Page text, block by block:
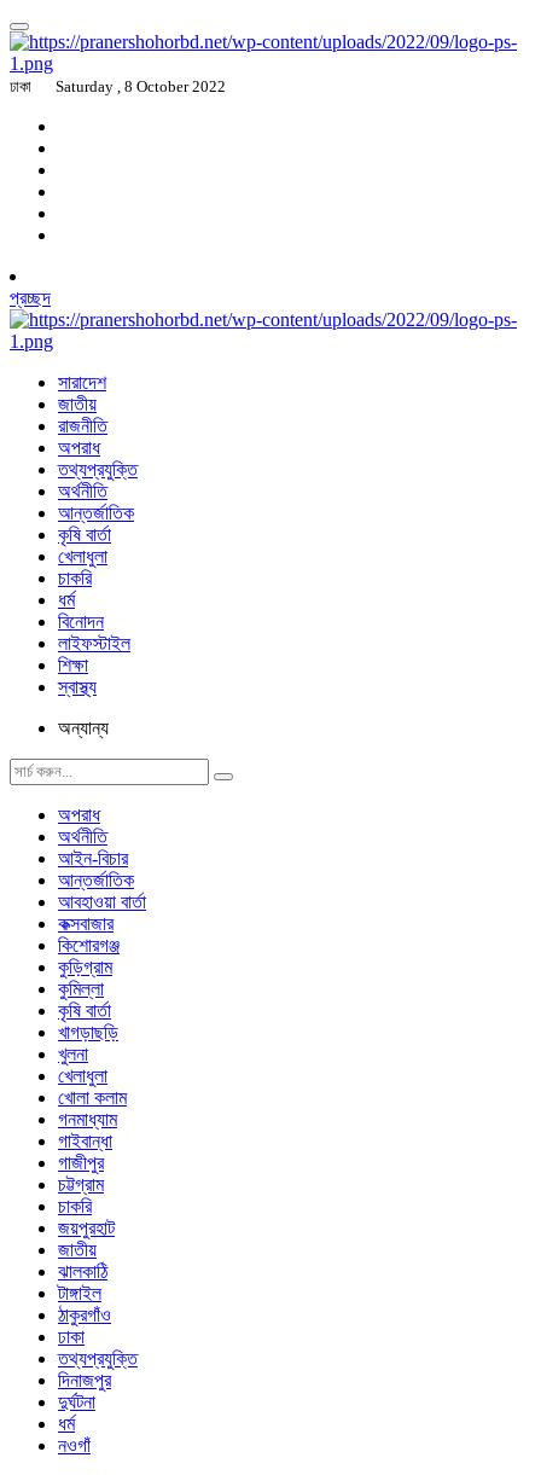
ঢাকা Saturday , 8 October 2022
প্রচ্ছদ
সারাদেশ
জাতীয়
রাজনীতি
অপরাধ
তথ্যপ্রযুক্তি
অর্থনীতি
আন্তর্জাতিক
কৃষি বার্তা
খেলাধুলা
চাকরি
ধর্ম
বিনোদন
লাইফস্টাইল
শিক্ষা
স্বাস্থ্য
অন্যান্য
অপরাধ
অর্থনীতি
আইন-বিচার
আন্তর্জাতিক
আবহাওয়া বার্তা
কক্সবাজার
কিশোরগঞ্জ
কুড়িগ্রাম
কুমিল্লা
কৃষি বার্তা
খাগড়াছড়ি
খুলনা
খেলাধুলা
খোলা কলাম
গনমাধ্যাম
গাইবান্ধা
গাজীপুর
চট্টগ্রাম
চাকরি
জয়পুরহাট
জাতীয়
ঝালকাঠি
টাঙ্গাইল
ঠাকুরগাঁও
ঢাকা
তথ্যপ্রযুক্তি
দিনাজপুর
দুর্ঘটনা
ধর্ম
নওগাঁ